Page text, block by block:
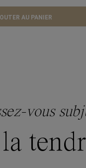
AU PANIER
vous